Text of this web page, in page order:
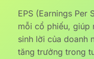
EPS (Earnings Per
mỗi cổ phiếu, giúp
sinh lời của doanh
tăng trưởng trong